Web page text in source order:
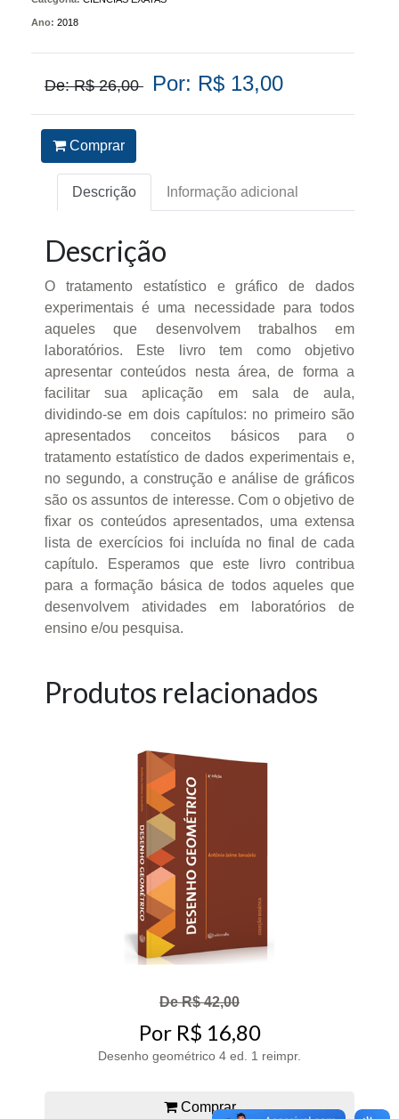
Ano: 2018
De: R$ 26,00 Por: R$ 13,00
Comprar
Descrição Informação adicional
Descrição
O tratamento estatístico e gráfico de dados
experimentais é uma necessidade para todos
aqueles que desenvolvem trabalhos em
laboratórios. Este livro tem como objetivo
apresentar conteúdos nesta área, de forma a
facilitar sua aplicação em sala de aula,
dividindo-se em dois capítulos: no primeiro são
apresentados conceitos básicos para o
tratamento estatístico de dados experimentais e,
no segundo, a construção e análise de gráficos
são os assuntos de interesse. Com o objetivo de
fixar os conteúdos apresentados, uma extensa
lista de exercícios foi incluída no final de cada
capítulo. Esperamos que este livro contribua
para a formação básica de todos aqueles que
desenvolvem atividades em laboratórios de
ensino e/ou pesquisa.
Produtos relacionados
De R$ 42,00
Por R$ 16,80
Desenho geométrico 4 ed. 1 reimpr.
Comprar